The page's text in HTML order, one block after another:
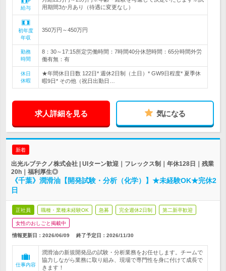
給与
用期間3か月あり（待遇に変更なし）
初年度
年収
350万円～450万円
勤務
時間
8：30～17:15所定労働時間：7時間40分休憩時間：65分時間外労
働有無：有
休日
休暇
★年間休日日数 122日* 週休2日制（土日）* GW9日程度* 夏季休
暇9日* その他（祝日出勤日…
求人詳細を見る 気になる
新着
出光ルブテクノ株式会社 | UIターン歓迎｜フレックス制｜年休128日｜残業
20h｜福利厚生◎
《千葉》潤滑油【開発試験・分析（化学）】★未経験OK★完休2
日
正社員 職種・業種未経験OK 急募 完全週休2日制 第二新卒歓迎
女性のおしごと掲載中
情報更新日：2026/06/09 終了予定日： 2026/11/30
仕事内容
潤滑油の新規開発品の試験・分析業務をお任せします。チームで
協力しながら業務に取り組み、現場で専門性を身に付けて成長で
きます！